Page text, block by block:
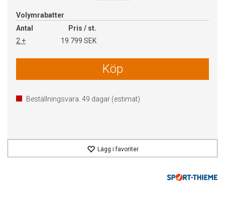
Volymrabatter
Antal
Pris / st.
2 +
19 799 SEK
Köp
Beställningsvara. 49 dagar (estimat)
Lägg i favoriter